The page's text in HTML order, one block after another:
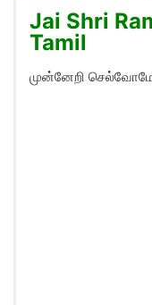
Jai Shri
Tamil
முன்னேறி